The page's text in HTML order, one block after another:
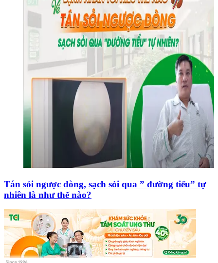
Tán sỏi ngược dòng, sạch sỏi qua ” đường tiểu” tự
nhiên là như thế nào?